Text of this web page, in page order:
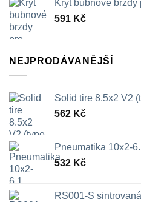
Kryt bubnové
591 Kč
NEJPRODÁVANĚJŠÍ
Solid tire 8.5x2 V2
562 Kč
Pneumatika 10x2-
532 Kč
RS001-S